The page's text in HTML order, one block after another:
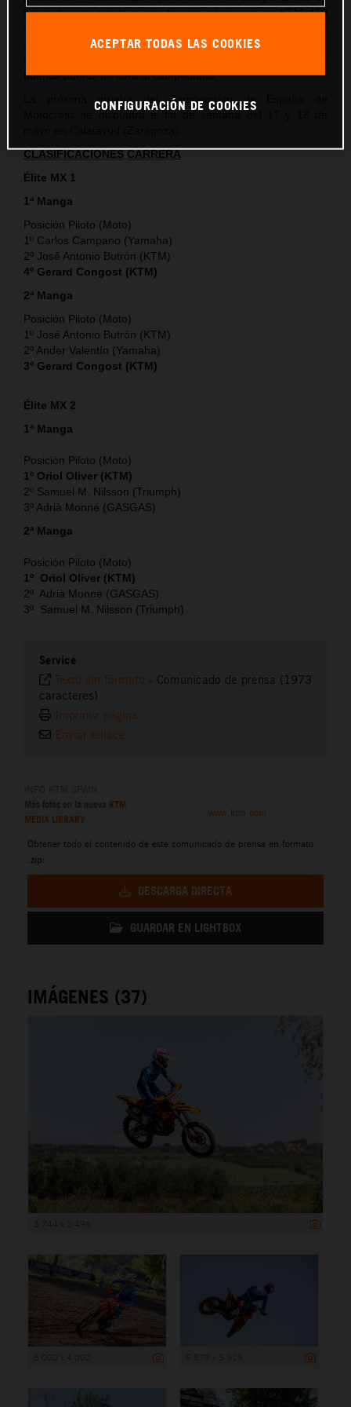
firmando una cuarta y una tercera plaza con su KTM 450
aspiraba, sí que le permiten al piloto de KTM España adquirir
buenos puntos de cara al campeonato.
La próxima prueba del Campeonato de España de
CLASIFICACIONES CARRERA
Élite MX 1
1ª Manga
Posición Piloto (Moto)
1º Carlos Campano (Yamaha)
2º José Antonio Butrón (KTM)
4º Gerard Congost (KTM)
2ª Manga
Posición Piloto (Moto)
1º José Antonio Butrón (KTM)
2º Ander Valentín (Yamaha)
3º Gerard Congost (KTM)
Élite MX 2
1ª Manga
Posición Piloto (Moto)
1º Oriol Oliver (KTM)
2º Samuel M. Nilsson (Triumph)
3º Adrià Monné (GASGAS)
2ª Manga
Posición Piloto (Moto)
1º Oriol Oliver (KTM)
2º Adrià Monné (GASGAS)
3º Samuel M. Nilsson (Triumph)
Service
Texto sin formato - Comunicado de prensa (1973
caracteres)
Imprimir página
Enviar enlace
KTM
MEDIA LIBRARY
www.ktm.com
Obtener todo el contenido de este comunicado de prensa en formato
.zip:
DESCARGA DIRECTA
GUARDAR EN LIGHTBOX
IMÁGENES (37)
ACEPTAR TODAS LAS COOKIES
CONFIGURACIÓN DE COOKIES